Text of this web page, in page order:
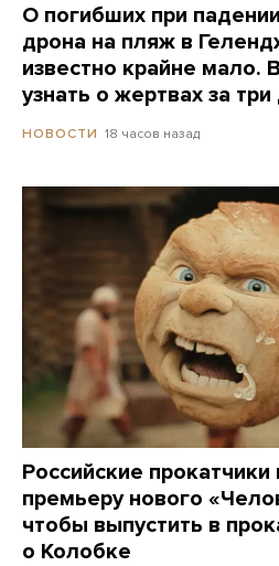
О погибших при
дрона на пляж в
известно крайне мало.
узнать о жертвах за три
НОВОСТИ 18 часов назад
Российские
премьеру нового
чтобы выпустить в
о Колобке